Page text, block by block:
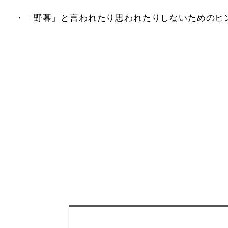
・「野暮」と言われたり思われたりしないためのヒ